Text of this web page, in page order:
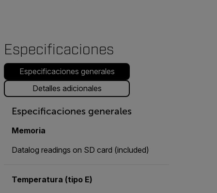
Especificaciones
Especificaciones generales
Detalles adicionales
Especificaciones generales
Memoria
Datalog readings on SD card (included)
Temperatura (tipo E)